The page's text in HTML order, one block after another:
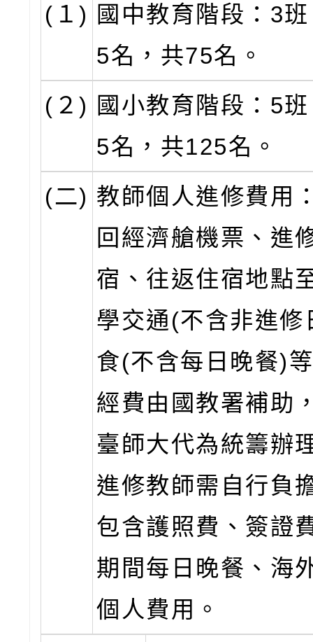
(１) 國中教育階段：3
5名，共75名。
(２) 國小教育階段：5
5名，共125名。
(二) 教師個人進修費用
回經濟艙機票、進
宿、往返住宿地點
學交通(不含非進修
食(不含每日晚餐)
經費由國教署補助
臺師大代為統籌辦
進修教師需自行負
包含護照費、簽證
期間每日晚餐、海
個人費用。